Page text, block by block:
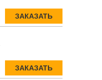
ЗАКАЗАТЬ
ЗАКАЗАТЬ